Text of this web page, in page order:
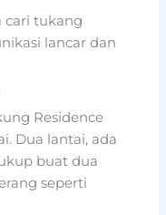
cari tukang
lancar dan
Residence
Dua lantai, ada
buat dua
seperti